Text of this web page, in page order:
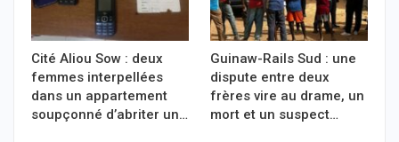
Cité Aliou Sow : deux
femmes interpellées
dans un appartement
soupçonné d’abriter un…
Guinaw-Rails Sud : une
dispute entre deux
frères vire au drame, un
mort et un suspect…